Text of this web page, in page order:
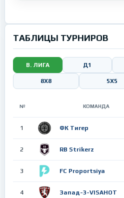
ТАБЛИЦЫ ТУРНИРОВ
В. ЛИГА Д1
8Х8 5X5
№ КОМАНДА
1 ФК Тигер
2 RB Strikerz
3 FC Proportsiya
4 Запад-3-VISAHOT